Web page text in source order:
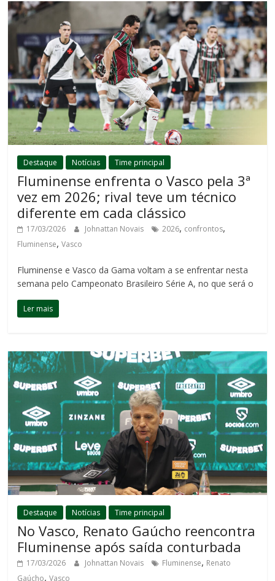
Destaque Notícias Time principal
Fluminense enfrenta o Vasco pela 3ª
vez em 2026; rival teve um técnico
diferente em cada clássico
17/03/2026 Johnattan Novais 2026, confrontos,
Fluminense,Vasco
Fluminense e Vasco da Gama voltam a se enfrentar nesta
semana pelo Campeonato Brasileiro Série A, no que será o
Ler mais
Destaque Notícias Time principal
No Vasco, Renato Gaúcho reencontra
Fluminense após saída conturbada
17/03/2026 Johnattan Novais Fluminense, Renato
Gaúcho,Vasco